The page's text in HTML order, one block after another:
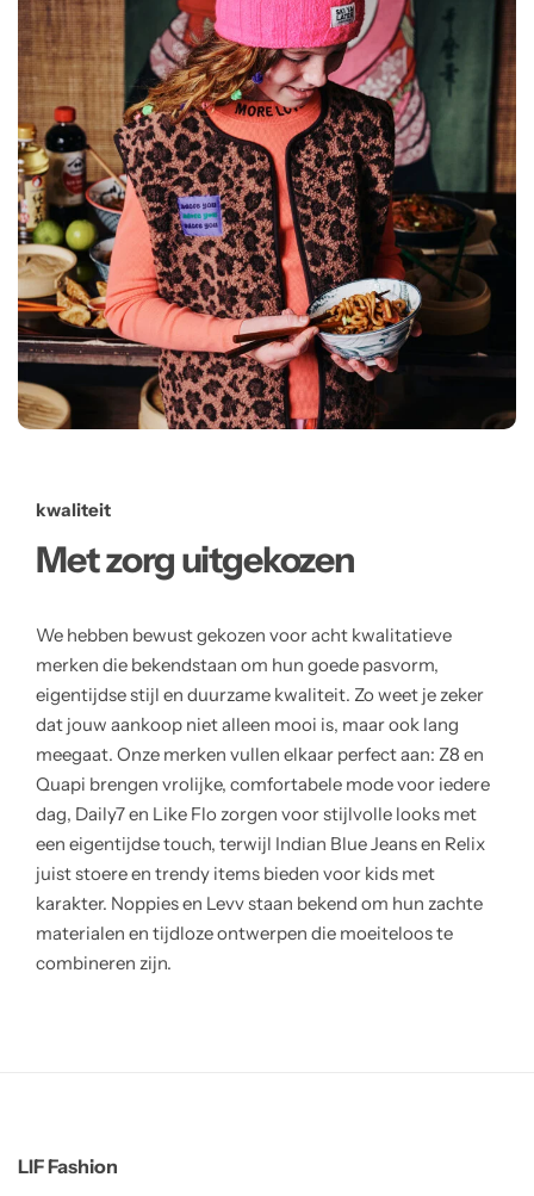
kwaliteit
Met zorg uitgekozen
We hebben bewust gekozen voor acht kwalitatieve
merken die bekendstaan om hun goede pasvorm,
eigentijdse stijl en duurzame kwaliteit. Zo weet je zeker
dat jouw aankoop niet alleen mooi is, maar ook lang
meegaat. Onze merken vullen elkaar perfect aan: Z8 en
Quapi brengen vrolijke, comfortabele mode voor iedere
dag, Daily7 en Like Flo zorgen voor stijlvolle looks met
een eigentijdse touch, terwijl Indian Blue Jeans en Relix
juist stoere en trendy items bieden voor kids met
karakter. Noppies en Levv staan bekend om hun zachte
materialen en tijdloze ontwerpen die moeiteloos te
combineren zijn.
LIF Fashion